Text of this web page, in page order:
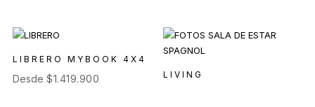
LIBRERO MYBOOK 4X4
Desde $1.419.900 LIVING